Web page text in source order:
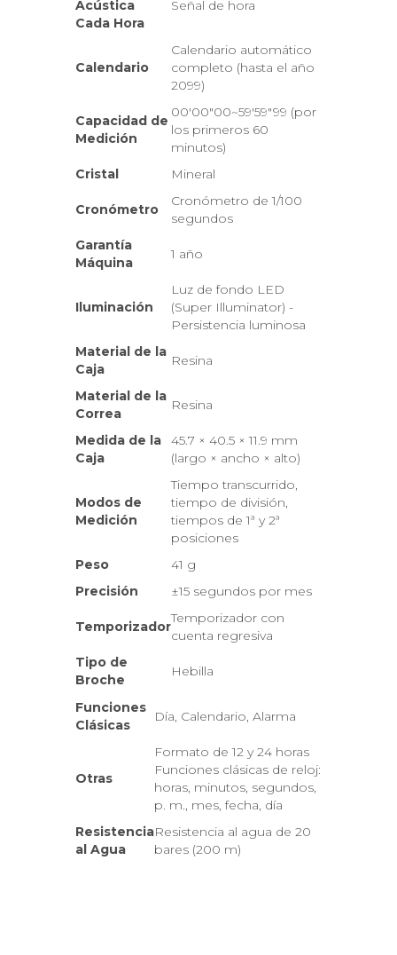
Acústica
Cada Hora
Señal de hora
Calendario
Calendario automático
completo (hasta el año
2099)
Capacidad de
Medición
00'00"00~59'59"99 (por
los primeros 60
minutos)
Cristal
Mineral
Cronómetro
Cronómetro de 1/100
segundos
Garantía
Máquina
1 año
Iluminación
Luz de fondo LED
(Super Illuminator) -
Persistencia luminosa
Material de la
Caja
Resina
Material de la
Correa
Resina
Medida de la
Caja
45.7 × 40.5 × 11.9 mm
(largo × ancho × alto)
Modos de
Medición
Tiempo transcurrido,
tiempo de división,
tiempos de 1ª y 2ª
posiciones
Peso
41 g
Precisión
±15 segundos por mes
Temporizador
Temporizador con
cuenta regresiva
Tipo de
Broche
Hebilla
Funciones
Clásicas
Día, Calendario, Alarma
Otras
Formato de 12 y 24 horas
Funciones clásicas de reloj:
horas, minutos, segundos,
p. m., mes, fecha, día
Resistencia
al Agua
Resistencia al agua de 20
bares (200 m)